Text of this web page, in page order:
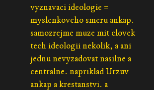
vyznavaci ideologie =
myslenkoveho smeru ankap.
samozrejme muze mit clovek
tech ideologii nekolik, a ani
jednu nevyzadovat nasilne a
centralne. napriklad Urzuv
ankap a krestanstvi. a